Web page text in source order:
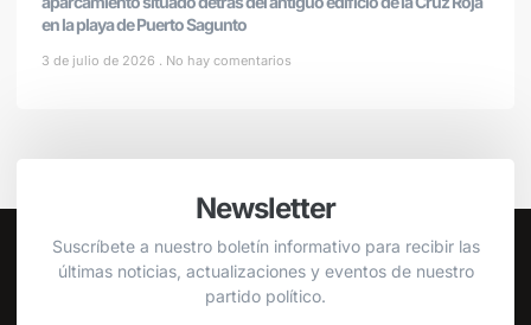
en la playa de Puerto Sagunto
3 de julio de 2026 No hay comentarios
Newsletter
Suscríbete a nuestro boletín informativo para recibir las
últimas noticias, actualizaciones y eventos de nuestro
partido político.